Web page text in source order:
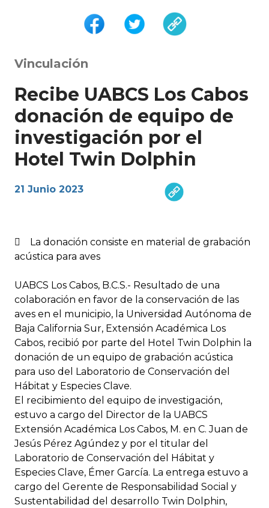
Vinculación
Recibe UABCS Los Cabos
donación de equipo de
investigación por el
Hotel Twin Dolphin
21 Junio 2023
 La donación consiste en material de grabación
acústica para aves
UABCS Los Cabos, B.C.S.- Resultado de una
colaboración en favor de la conservación de las
aves en el municipio, la Universidad Autónoma de
Baja California Sur, Extensión Académica Los
Cabos, recibió por parte del Hotel Twin Dolphin la
donación de un equipo de grabación acústica
para uso del Laboratorio de Conservación del
Hábitat y Especies Clave.
El recibimiento del equipo de investigación,
estuvo a cargo del Director de la UABCS
Extensión Académica Los Cabos, M. en C. Juan de
Jesús Pérez Agúndez y por el titular del
Laboratorio de Conservación del Hábitat y
Especies Clave, Émer García. La entrega estuvo a
cargo del Gerente de Responsabilidad Social y
Sustentabilidad del desarrollo Twin Dolphin,